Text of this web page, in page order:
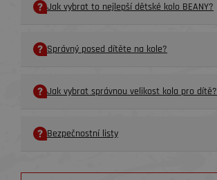
Jak vybrat to nejlepší dětské kolo BEANY?
Správný posed dítěte na kole?
Jak vybrat správnou velikost kola pro dítě?
Bezpečnostní listy